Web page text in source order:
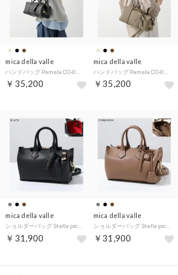
mica della valle
￥35,200
mica della valle
￥35,200
mica della valle
￥31,900
mica della valle
ショルダーバッグ Stella piccola SO-0093S （CINNAMON/ブラウン）
￥31,900